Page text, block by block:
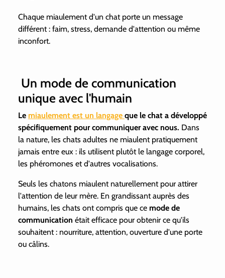
Chaque miaulement d'un chatporte un message
différent: faim, stress, demande d'attention ou même
inconfort.
Un mode de communication
unique avec l'humain
Le miaulement est un langage que le chat a développé
spécifiquement pour communiquer avec nous. Dans
la nature, les chats adultes ne miaulent pratiquement
jamais entre eux : ils utilisent plutôt le langage corporel,
les phéromones et d'autres vocalisations.
Seuls les chatons miaulent naturellement pour attirer
l'attention de leur mère. En grandissant auprès des
humains, les chats ont compris que ce mode de
communication était efficace pour obtenir ce qu'ils
souhaitent : nourriture, attention, ouverture d'une porte
ou câlins.